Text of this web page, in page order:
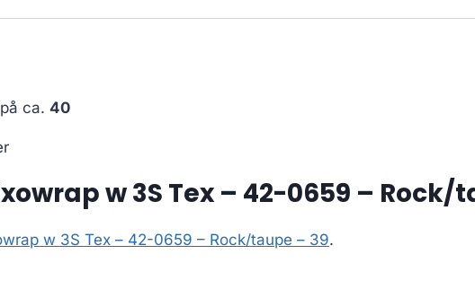
ca. 40
w 3S Tex – 42-0659 – Rock/
w 3S Tex – 42-0659 – Rock/taupe – 39.